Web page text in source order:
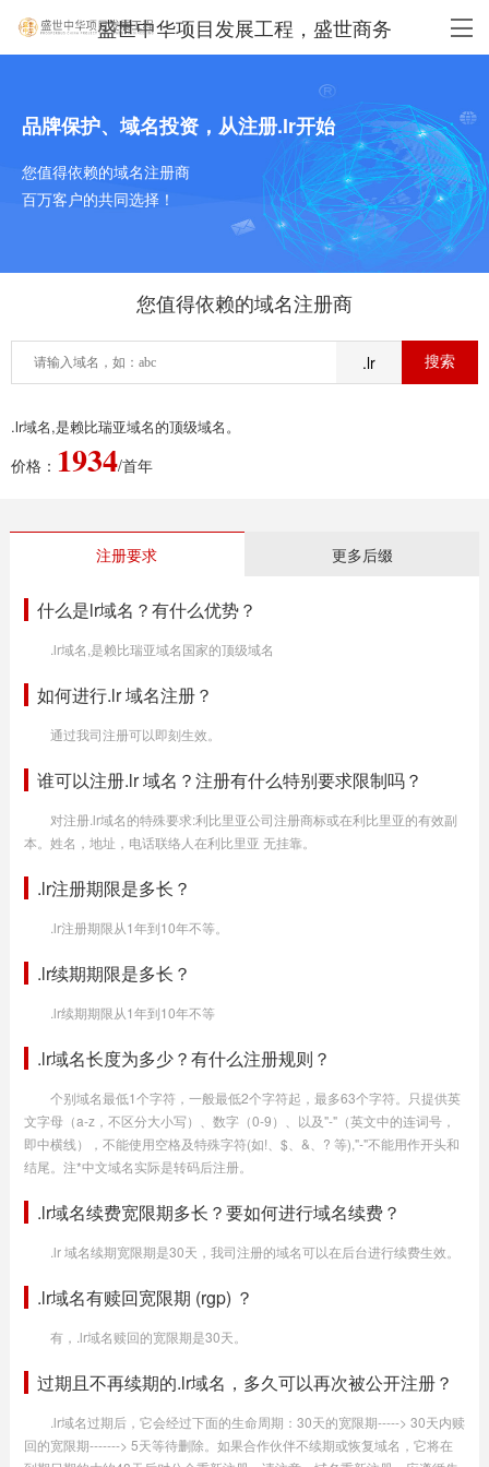
盛世中华项目发展工程，盛世商务
品牌保护、域名投资，从注册.lr开始
您值得依赖的域名注册商
百万客户的共同选择！
您值得依赖的域名注册商
.lr
.lr域名,是赖比瑞亚域名的顶级域名。
价格： 1934/首年
注册要求 更多后缀
什么是lr域名？有什么优势？
.lr域名,是赖比瑞亚域名国家的顶级域名
如何进行.lr 域名注册？
通过我司注册可以即刻生效。
谁可以注册.lr 域名？注册有什么特别要求限制吗？
对注册.lr域名的特殊要求:利比里亚公司注册商标或在利比里亚的有效副
本。姓名，地址，电话联络人在利比里亚 无挂靠。
.lr注册期限是多长？
.lr注册期限从1年到10年不等。
.lr续期期限是多长？
.lr续期期限从1年到10年不等
.lr域名长度为多少？有什么注册规则？
个别域名最低1个字符，一般最低2个字符起，最多63个字符。只提供英
文字母（a-z，不区分大小写）、数字（0-9）、以及"-"（英文中的连词号，
即中横线），不能使用空格及特殊字符(如!、$、&、? 等),"-"不能用作开头和
结尾。注*中文域名实际是转码后注册。
.lr域名续费宽限期多长？要如何进行域名续费？
.lr 域名续期宽限期是30天，我司注册的域名可以在后台进行续费生效。
.lr域名有赎回宽限期 (rgp) ？
有，.lr域名赎回的宽限期是30天。
过期且不再续期的.lr域名，多久可以再次被公开注册？
.lr域名过期后，它会经过下面的生命周期：30天的宽限期-----> 30天内赎
回的宽限期-------> 5天等待删除。如果合作伙伴不续期或恢复域名，它将在